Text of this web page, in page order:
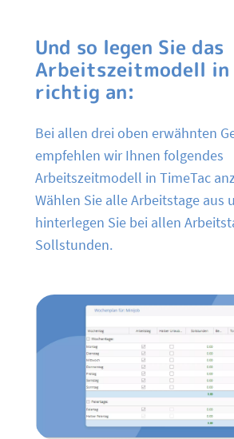
Und so legen Sie das
Arbeitszeitmodell in
richtig an:
Bei allen drei oben erwähnten
empfehlen wir Ihnen folgendes
Arbeitszeitmodell in TimeTac
Wählen Sie alle Arbeitstage aus
hinterlegen Sie bei allen
Sollstunden.